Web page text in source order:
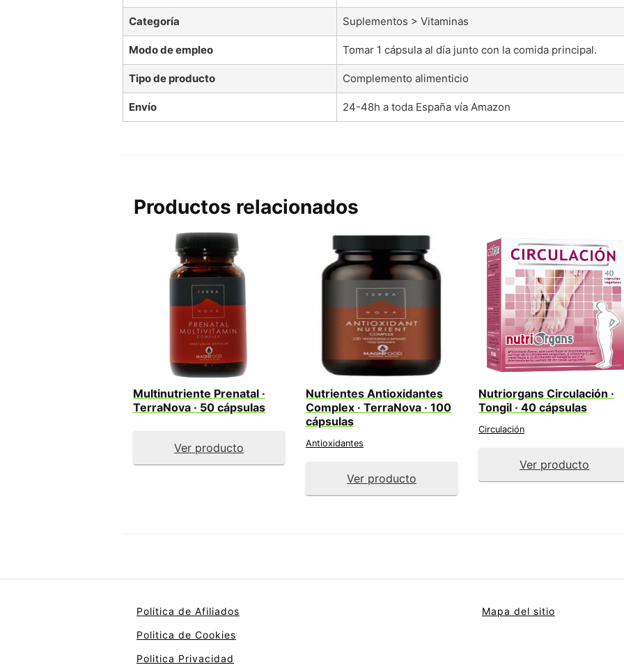
Categoría Suplementos > Vitaminas
Modo de empleo Tomar 1 cápsula al día junto con la comida principal.
Tipo de producto Complemento alimenticio
Envío 24-48h a toda España vía Amazon
Productos relacionados
Multinutriente Prenatal ·
TerraNova · 50 cápsulas
Ver producto
Nutrientes Antioxidantes
Complex · TerraNova · 100
cápsulas
Antioxidantes
Ver producto
Nutriorgans Circulación ·
Tongil · 40 cápsulas
Circulación
Ver producto
Politica de Afiliados
Politica de Cookies
Politica Privacidad
Mapa del sitio